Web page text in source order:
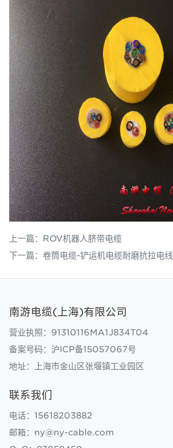
上一篇： ROV机器人脐带电缆
下一篇： 卷筒电缆-铲运机电缆耐磨抗拉电线
南游电缆(上海)有限公司
营业执照：91310116MA1J834T04
备案号码： 沪ICP备15057067号
地址：上海市金山区张堰镇工业园区
联系我们
电话：15618203882
邮箱：ny@ny-cable.com